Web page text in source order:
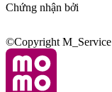
Chứng nhận bởi
©Copyright M_Service